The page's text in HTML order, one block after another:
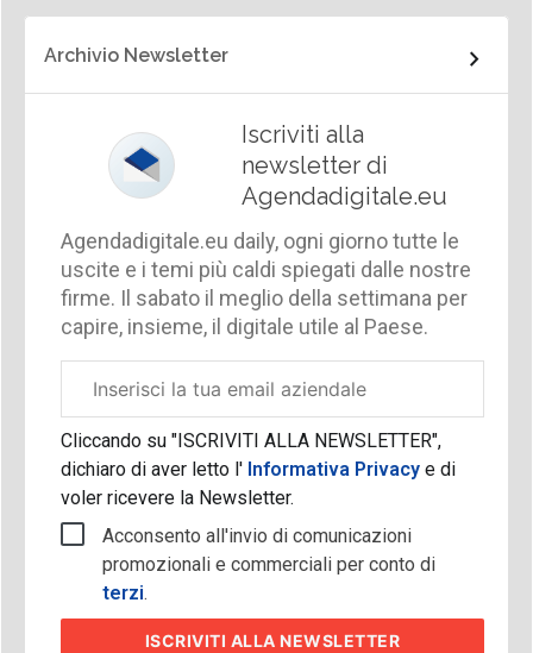
Archivio Newsletter
Iscriviti alla
newsletter di
Agendadigitale.eu
Agendadigitale.eu daily, ogni giorno tutte le
uscite e i temi più caldi spiegati dalle nostre
firme. Il sabato il meglio della settimana per
capire, insieme, il digitale utile al Paese.
aziendale
Cliccando su "ISCRIVITI ALLA NEWSLETTER",
dichiaro di aver letto l'Informativa Privacy e di
voler ricevere la Newsletter.
Acconsento all'invio di comunicazioni
promozionali e commerciali per conto di
terzi.
ISCRIVITI ALLA NEWSLETTER